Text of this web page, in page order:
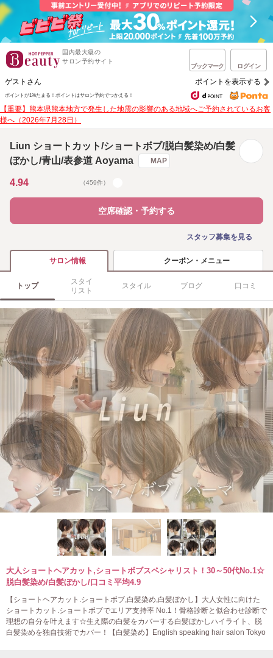
国内最大級の
サロン予約サイト
ブックマーク ログイン
ゲストさん ポイントを表示する
ポイントが1%たまる！ ポイントはサロン予約でつかえる！
【重要】熊本県熊本地方で発生した地震の影響のある地域へご予約されているお客
様へ（2026年7月28日）
Liun ショートカット/ショートボブ/脱白髪染め/白髪
ぼかし/青山/表参道 Aoyama
MAP
4.94 （459件）
空席確認・予約する
スタッフ募集を見る
サロン情報 クーポン・メニュー
トップ
スタイ
リスト
スタイル ブログ 口コミ
大人ショートヘアカット,ショートボブスペシャリスト！30～50代No.1☆
脱白髪染め/白髪ぼかし/口コミ平均4.9
【ショートヘアカット.ショートボブ,白髪染め,白髪ぼかし】大人女性に向けた
ショートカット.ショートボブでエリア支持率 No.1！骨格診断と似合わせ診断で
理想の自分を叶えます☆生え際の白髪をカバーする白髪ぼかしハイライト、脱
白髪染めを独自技術でカバー！【白髪染め】English speaking hair salon Tokyo